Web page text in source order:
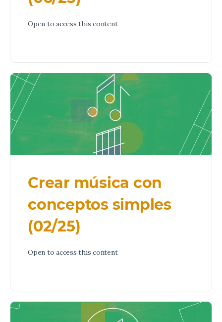
Open to access this content
Crear música con
conceptos simples
(02/25)
Open to access this content